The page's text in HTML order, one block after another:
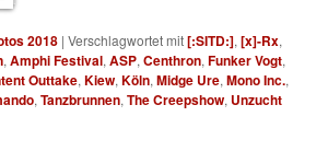
2018 |Verschlagwortet mit[:SITD:],[x]-Rx,
,Amphi Festival,ASP,Centhron,Funker Vogt,
Outtake,Kiew,Köln,Midge Ure,Mono Inc.,
,Tanzbrunnen,The Creepshow, Unzucht